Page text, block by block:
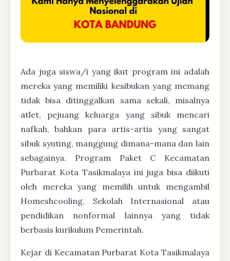
Ada juga siswa/i yang ikut program ini adalah
mereka yang memiliki kesibukan yang memang
tidak bisa ditinggalkan sama sekali, misalnya
atlet, pejuang keluarga yang sibuk mencari
nafkah, bahkan para artis-artis yang sangat
sibuk syuting, manggung dimana-mana dan lain
sebagainya. Program Paket C Kecamatan
Purbarat Kota Tasikmalaya ini juga bisa diikuti
oleh mereka yang memilih untuk mengambil
Homeshcooling, Sekolah Internasional atau
pendidikan nonformal lainnya yang tidak
berbasis kurikulum Pemerintah.
Kejar di Kecamatan Purbarat Kota Tasikmalaya